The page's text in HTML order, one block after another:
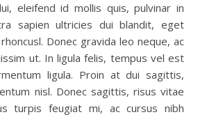
eleifend id mollis quis, pulvinar in
sapien ultricies dui blandit, eget
Donec gravida leo neque, ac
ut. In ligula felis, tempus vel est
ligula. Proin at dui sagittis,
nisl. Donec sagittis, risus vitae
turpis feugiat mi, ac cursus nibh